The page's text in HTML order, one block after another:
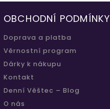
OBCHODNÍ PODMÍNKY
Doprava a platba
Věrnostní program
Dárky k nákupu
Kontakt
Denní Věštec – Blog
O nás